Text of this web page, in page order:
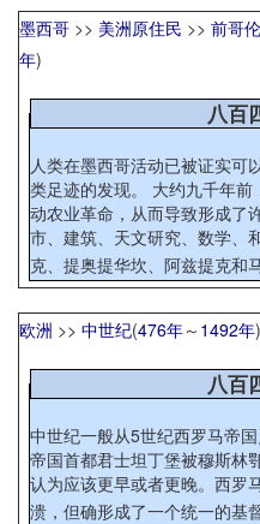
墨西哥 >> 美洲原住民 >> 前哥
年)
八百
人类在墨西哥活动已被证实可
类足迹的发现。 大约九千年前，古代墨西哥人驯化玉米 ，并推
动农业革命，从而导致形成了
市、建筑、天文研究、数学、
克、提奥提华坎、阿兹提克和
欧洲 >> 中世纪(476年～ 1492年)
八百
中世纪一般从5世纪西罗马帝
帝国首都君士坦丁堡被穆斯林
认为应该更早或者更晚。西罗
溃，但确形成了一个统一的基